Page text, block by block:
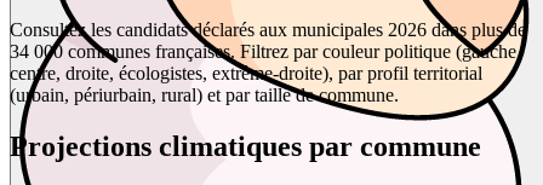
Consultez les candidats déclarés aux municipales 2026 dans plus de
34 000 communes françaises. Filtrez par couleur politique (gauche,
centre, droite, écologistes, extrême-droite), par profil territorial
(urbain, périurbain, rural) et par taille de commune.
Projections climatiques par commune